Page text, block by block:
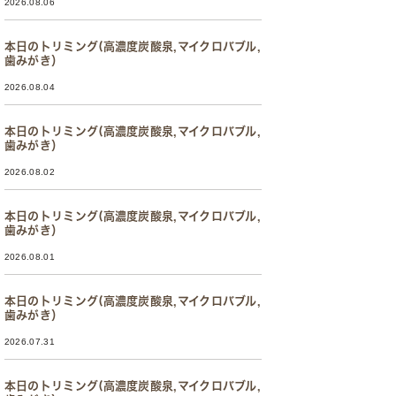
2026.08.06
本日のトリミング(高濃度炭酸泉,マイクロバブル,
歯みがき）
2026.08.04
本日のトリミング(高濃度炭酸泉,マイクロバブル,
歯みがき）
2026.08.02
本日のトリミング(高濃度炭酸泉,マイクロバブル,
歯みがき）
2026.08.01
本日のトリミング(高濃度炭酸泉,マイクロバブル,
歯みがき）
2026.07.31
本日のトリミング(高濃度炭酸泉,マイクロバブル,